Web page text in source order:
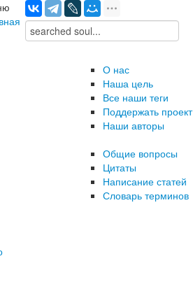
О нас
Наша цель
Все наши теги
Поддержать проект
Наши авторы
Общие вопросы
Цитаты
Написание статей
Словарь терминов